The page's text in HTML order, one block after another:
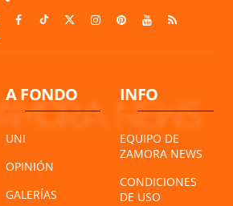
A FONDO
UNI
OPINIÓN
GALERÍAS
INFO
EQUIPO DE
ZAMORA NEWS
CONDICIONES
DE USO